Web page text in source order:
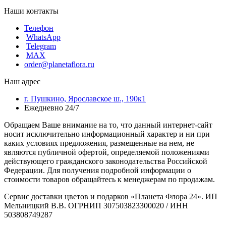
Наши контакты
Телефон
WhatsApp
Telegram
MAX
order@planetaflora.ru
Наш адрес
г. Пушкино, Ярославское ш., 190к1
Ежедневно 24/7
Обращаем Ваше внимание на то, что данный интернет-сайт
носит исключительно информационный характер и ни при
каких условиях предложения, размещенные на нем, не
являются публичной офертой, определяемой положениями
действующего гражданского законодательства Российской
Федерации. Для получения подробной информации о
стоимости товаров обращайтесь к менеджерам по продажам.
Сервис доставки цветов и подарков «Планета Флора 24». ИП
Мельницкий В.В. ОГРНИП 307503823300020 / ИНН
503808749287